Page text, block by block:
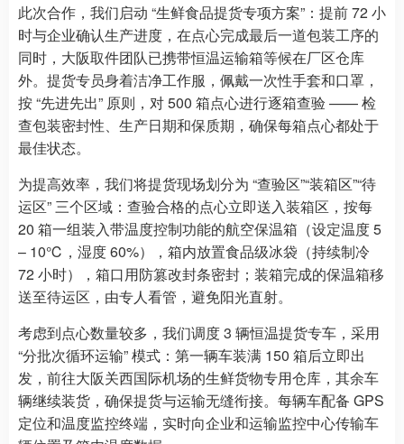
此次合作，我们启动 “生鲜食品提货专项方案”：提前 72 小
时与企业确认生产进度，在点心完成最后一道包装工序的
同时，大阪取件团队已携带恒温运输箱等候在厂区仓库
外。提货专员身着洁净工作服，佩戴一次性手套和口罩，
按 “先进先出” 原则，对 500 箱点心进行逐箱查验 —— 检
查包装密封性、生产日期和保质期，确保每箱点心都处于
最佳状态。
为提高效率，我们将提货现场划分为 “查验区”“装箱区”“待
运区” 三个区域：查验合格的点心立即送入装箱区，按每
20 箱一组装入带温度控制功能的航空保温箱（设定温度 5
– 10℃，湿度 60%），箱内放置食品级冰袋（持续制冷
72 小时），箱口用防篡改封条密封；装箱完成的保温箱移
送至待运区，由专人看管，避免阳光直射。
考虑到点心数量较多，我们调度 3 辆恒温提货专车，采用
“分批次循环运输” 模式：第一辆车装满 150 箱后立即出
发，前往大阪关西国际机场的生鲜货物专用仓库，其余车
辆继续装货，确保提货与运输无缝衔接。每辆车配备 GPS
定位和温度监控终端，实时向企业和运输监控中心传输车